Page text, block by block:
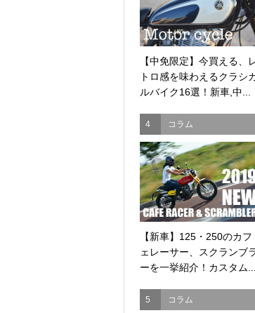
【中免限定】今買える、
トロ感を味わえるクラシ
ルバイク16選！新車,中...
4 コラム
【新車】125・250のカフ
ェレーサー、スクランブ
ーを一挙紹介！カスタム...
5 コラム